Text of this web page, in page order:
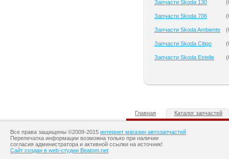
Запчасти Skoda 130 (
Запчасти Skoda 706 (
Запчасти Skoda Ambiente (
Запчасти Skoda Citigo (
Запчасти Skoda Estelle (
Главная Каталог запчастей
Все права защищены ©2009-2015 интернет магазин автозапчастей
Перепечатка информации возможна только при наличии
согласия администратора и активной ссылки на источник!
Сайт создан в web-студии Beatom.net